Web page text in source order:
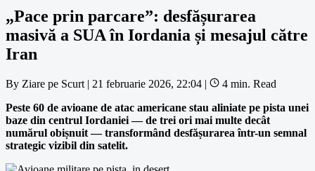
„Pace prin parcare”: desfășurarea
masivă a SUA în Iordania și mesajul către
Iran
By Ziare pe Scurt | 21 februarie 2026, 22:04 |
4 min. Read
Peste 60 de avioane de atac americane stau aliniate pe pista unei
baze din centrul Iordaniei — de trei ori mai multe decât
numărul obișnuit — transformând desfășurarea într-un semnal
strategic vizibil din satelit.